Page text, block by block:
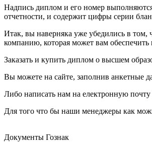
Надпись диплом и его номер
отчетности, и содержит цифры серии
Итак, вы наверняка уже убедились в том,
компанию, которая может вам
Заказать и купить диплом о высшем
Вы можете на сайте, заполнив анкетные
Либо написать нам на електронную почту
Для того что бы наши менеджеры как
Документы Гознак